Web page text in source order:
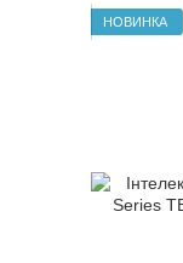
НОВИНКА